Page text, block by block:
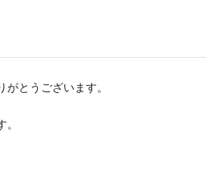
とうございます。